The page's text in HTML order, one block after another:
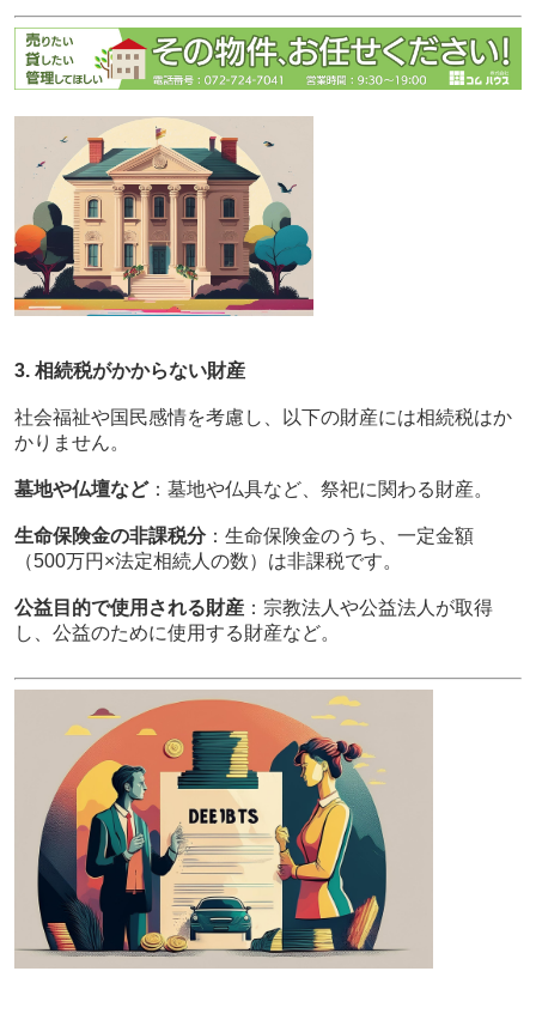
3. 相続税がかからない財産
社会福祉や国民感情を考慮し、以下の財産には相続税はか
かりません。
墓地や仏壇など：墓地や仏具など、祭祀に関わる財産。
生命保険金の非課税分：生命保険金のうち、一定金額
（500万円×法定相続人の数）は非課税です。
公益目的で使用される財産：宗教法人や公益法人が取得
し、公益のために使用する財産など。